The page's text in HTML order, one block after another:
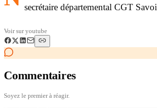
secrétaire départemental CGT
Voir suryoutube
Commentaires
Soyez le premier à réagir.